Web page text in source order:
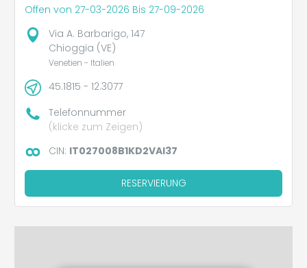
Offen von 27-03-2026 Bis 27-09-2026
Via A. Barbarigo, 147
Chioggia (VE)
Venetien - Italien
45.1815 - 12.3077
Telefonnummer
(klicke zum Zeigen)
CIN: IT027008B1KD2VAI37
RESERVIERUNG